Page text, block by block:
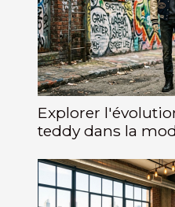
Explorer
teddy dans la